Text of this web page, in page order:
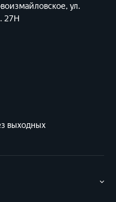
ул.
27Н
выходных